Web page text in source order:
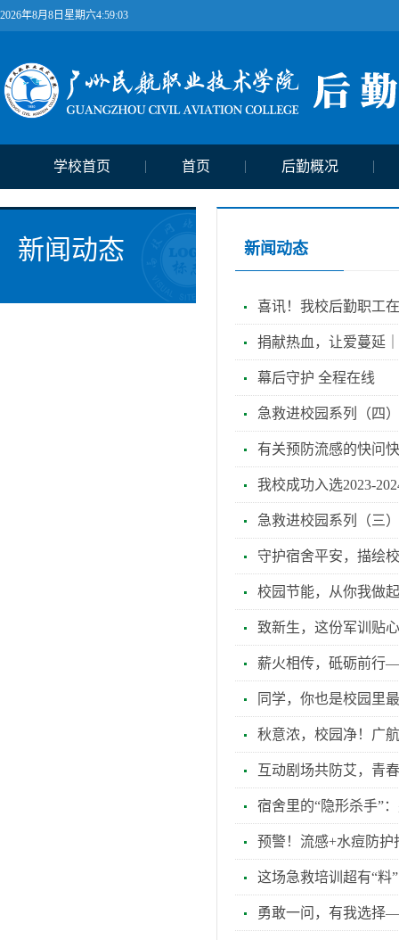
2026年8月8日星期六4:59:03
学校首页 首页 后勤概况
新闻动态 新闻动态
喜讯！我校后勤职工
捐献热血，让爱蔓延
幕后守护 全程在线
急救进校园系列（四
有关预防流感的快问
我校成功入选2023-
急救进校园系列（三
守护宿舍平安，描绘
校园节能，从你我做
致新生，这份军训贴
薪火相传，砥砺前行
同学，你也是校园里
秋意浓，校园净！广
互动剧场共防艾，青
宿舍里的“隐形杀手”
预警！流感+水痘防护
这场急救培训超有“
勇敢一问，有我选择